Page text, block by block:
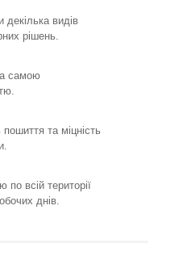
видів
рішень.
самою
пошиття та міцність
по всій території
днів.